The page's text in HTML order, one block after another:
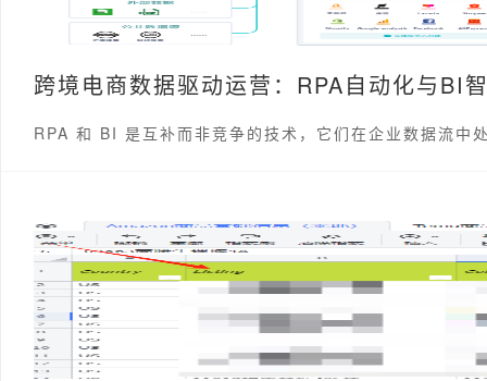
跨境电商数据驱动运营：RPA自动化与BI
RPA 和 BI 是互补而非竞争的技术，它们在企业数据流中